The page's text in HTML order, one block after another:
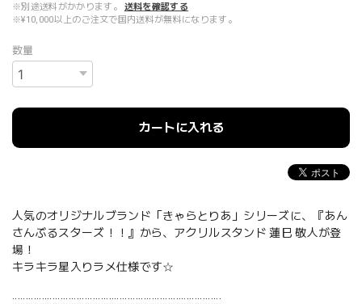
※別途送料がかかります。
送料を確認する
※¥10,000以上のご注文で国内送料が無料になります。
数量
カートに入れる
人気のオリジナルブランド「きゃらとりあ」シリーズに、『あん
さんぶるスターズ！！』から、アクリルスタンド 蓮巳 敬人が登
場！
キラキラ星入りラメ仕様です☆
::::::::::::::::::::::::::::::::::::::::::::::::::::::::::::::::::::::::::::::